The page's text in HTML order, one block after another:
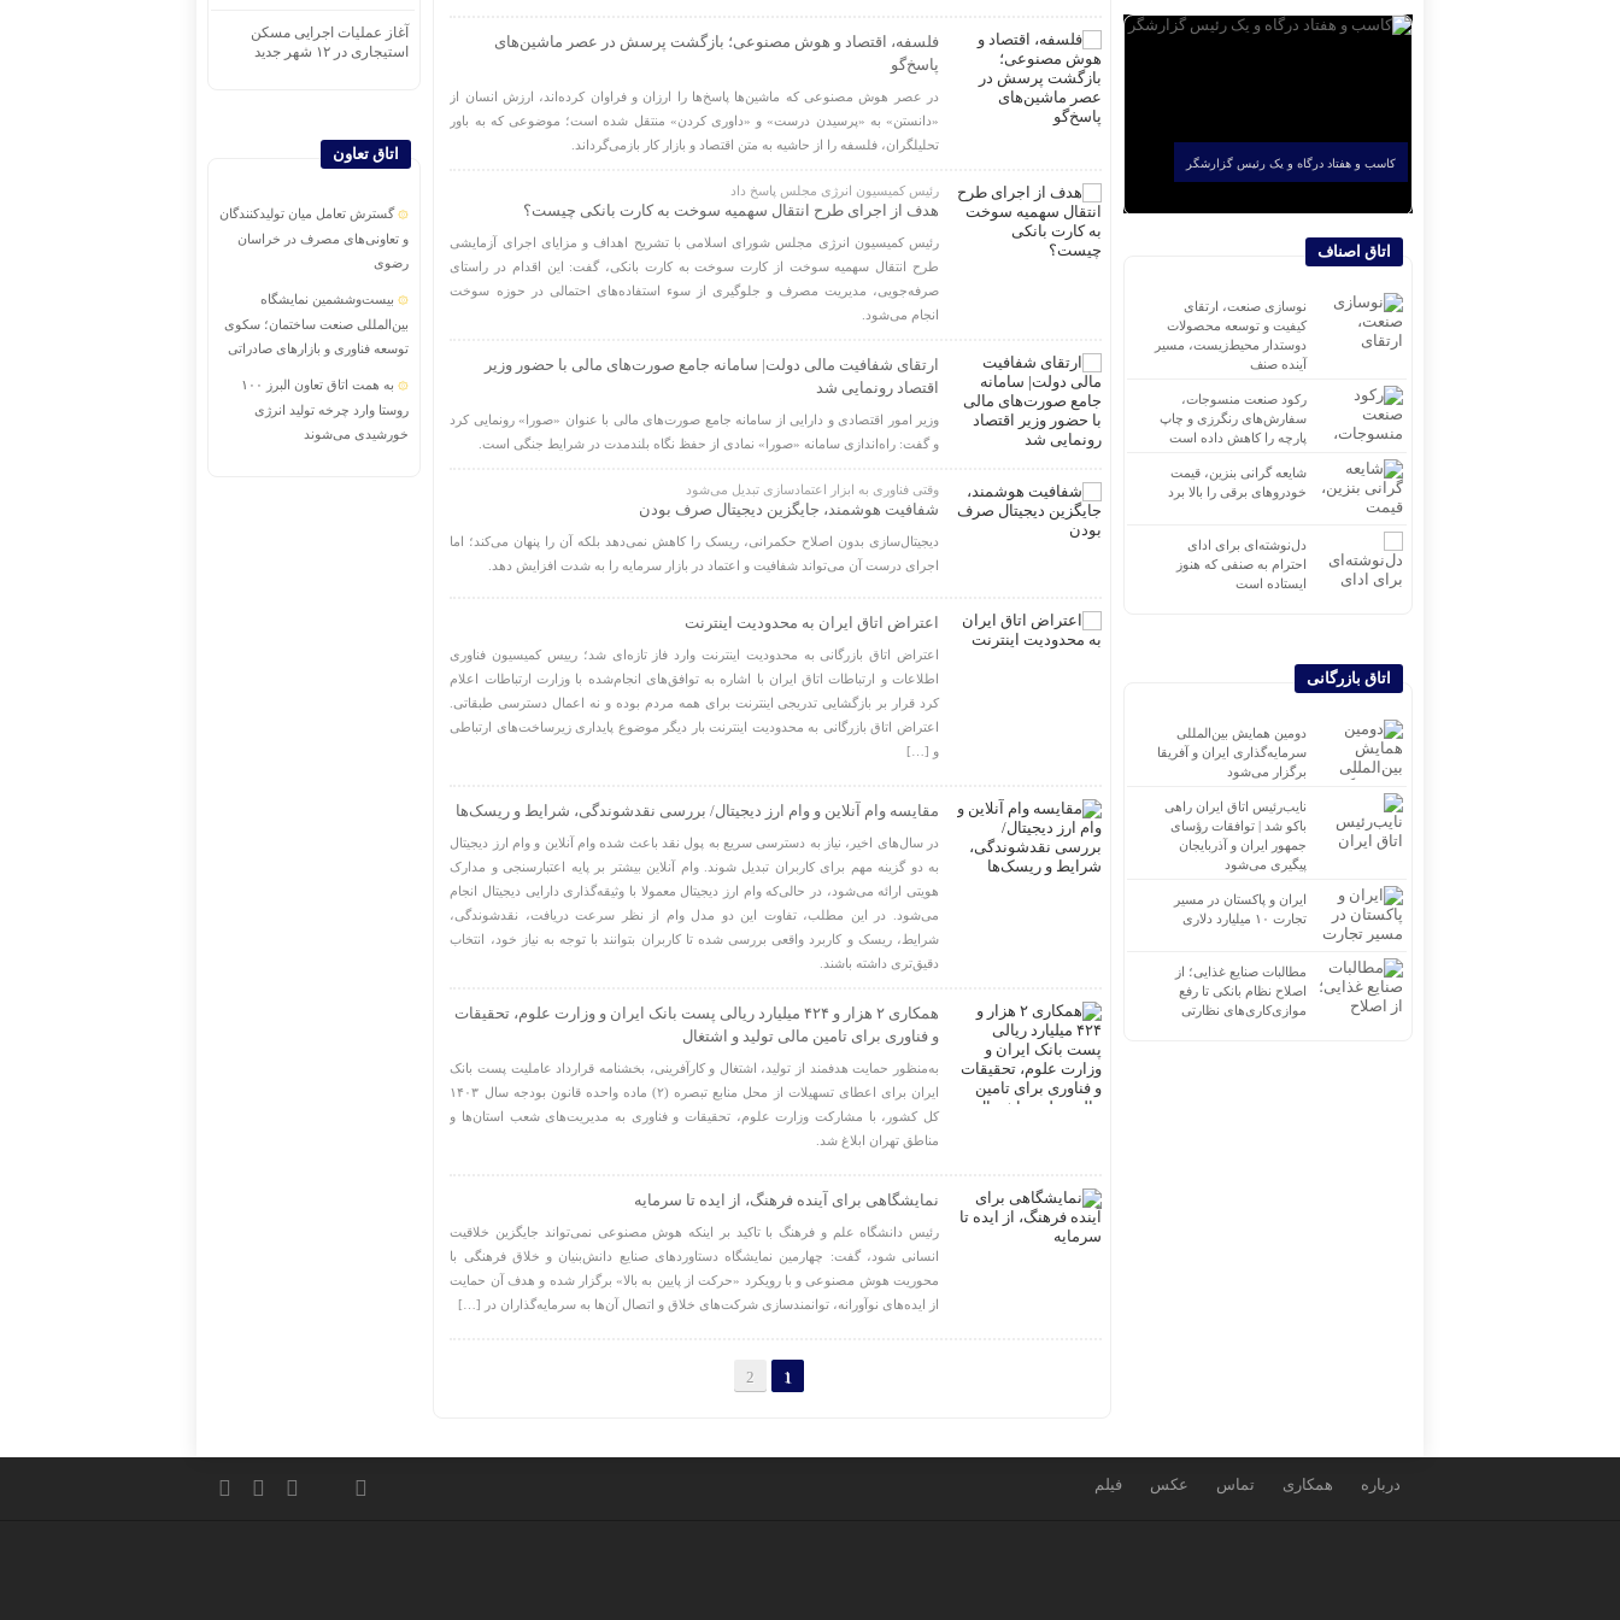
فلسفه، اقتصاد و هوش مصنوعی؛ بازگشت پرسش در عصر ماشین‌های
پاسخ‌گو
در عصر هوش مصنوعی که ماشین‌ها پاسخ‌ها را ارزان و فراوان کرده‌اند، ارزش انسان از
«دانستن» به «پرسیدن درست» و «داوری کردن» منتقل شده است؛ موضوعی که به باور
تحلیلگران، فلسفه را از حاشیه به متن اقتصاد و بازار کار بازمی‌گرداند.
رئیس کمیسیون انرژی مجلس پاسخ داد
هدف از اجرای طرح انتقال سهمیه سوخت به کارت بانکی چیست؟
رئیس کمیسیون انرژی مجلس شورای اسلامی با تشریح اهداف و مزایای اجرای آزمایشی
طرح انتقال سهمیه سوخت از کارت سوخت به کارت بانکی، گفت: این اقدام در راستای
صرفه‌جویی، مدیریت مصرف و جلوگیری از سوء استفاده‌های احتمالی در حوزه سوخت
انجام می‌شود.
ارتقای شفافیت مالی دولت| سامانه جامع صورت‌های مالی با حضور وزیر
اقتصاد رونمایی شد
وزیر امور اقتصادی و دارایی از سامانه جامع صورت‌های مالی با عنوان «صورا» رونمایی کرد
و گفت: راه‌اندازی سامانه «صورا» نمادی از حفظ نگاه بلندمدت در شرایط جنگی است.
وقتی فناوری به ابزار اعتمادسازی تبدیل می‌شود
شفافیت هوشمند، جایگزین دیجیتال صرف بودن
دیجیتال‌سازی بدون اصلاح حکمرانی، ریسک را کاهش نمی‌دهد بلکه آن را پنهان می‌کند؛ اما
اجرای درست آن می‌تواند شفافیت و اعتماد در بازار سرمایه را به شدت افزایش دهد.
اعتراض اتاق ایران به محدودیت اینترنت
اعتراض اتاق بازرگانی به محدودیت اینترنت وارد فاز تازه‌ای شد؛ رییس کمیسیون فناوری
اطلاعات و ارتباطات اتاق ایران با اشاره به توافق‌های انجام‌شده با وزارت ارتباطات اعلام
کرد قرار بر بازگشایی تدریجی اینترنت برای همه مردم بوده و نه اعمال دسترسی طبقاتی.
اعتراض اتاق بازرگانی به محدودیت اینترنت بار دیگر موضوع پایداری زیرساخت‌های ارتباطی
و […]
مقایسه وام آنلاین و وام ارز دیجیتال/ بررسی نقدشوندگی، شرایط و ریسک‌ها
در سال‌های اخیر، نیاز به دسترسی سریع به پول نقد باعث شده وام آنلاین و وام ارز دیجیتال
به دو گزینه مهم برای کاربران تبدیل شوند. وام آنلاین بیشتر بر پایه اعتبارسنجی و مدارک
هویتی ارائه می‌شود، در حالی‌که وام ارز دیجیتال معمولا با وثیقه‌گذاری دارایی دیجیتال انجام
می‌شود. در این مطلب، تفاوت این دو مدل وام از نظر سرعت دریافت، نقدشوندگی،
شرایط، ریسک و کاربرد واقعی بررسی شده تا کاربران بتوانند با توجه به نیاز خود، انتخاب
دقیق‌تری داشته باشند.
همکاری ۲ هزار و ۴۲۴ میلیارد ریالی پست بانک ایران و وزارت علوم، تحقیقات
و فناوری برای تامین مالی تولید و اشتغال
به‌منظور حمایت هدفمند از تولید، اشتغال و کارآفرینی، بخشنامه قرارداد عاملیت پست بانک
ایران برای اعطای تسهیلات از محل منابع تبصره (۲) ماده واحده قانون بودجه سال ۱۴۰۳
کل کشور، با مشارکت وزارت علوم، تحقیقات و فناوری به مدیریت‌های شعب استان‌ها و
مناطق تهران ابلاغ شد.
نمایشگاهی برای آینده فرهنگ، از ایده تا سرمایه
رئیس دانشگاه علم و فرهنگ با تاکید بر اینکه هوش مصنوعی نمی‌تواند جایگزین خلاقیت
انسانی شود، گفت: چهارمین نمایشگاه دستاوردهای صنایع دانش‌بنیان و خلاق فرهنگی با
محوریت هوش مصنوعی و با رویکرد «حرکت از پایین به بالا» برگزار شده و هدف آن حمایت
از ایده‌های نوآورانه، توانمندسازی شرکت‌های خلاق و اتصال آن‌ها به سرمایه‌گذاران در […]
1
2
آغاز عملیات اجرایی مسکن
استیجاری در ۱۲ شهر جدید
اتاق تعاون
گسترش تعامل میان تولیدکنندگان
و تعاونی‌های مصرف در خراسان
رضوی
بیست‌وششمین نمایشگاه
بین‌المللی صنعت ساختمان؛ سکوی
توسعه فناوری و بازارهای صادراتی
به همت اتاق تعاون البرز ۱۰۰
روستا وارد چرخه تولید انرژی
خورشیدی می‌شوند
کاسب و هفتاد درگاه و یک رئیس گزارشگر
اتاق اصناف
نوسازی صنعت، ارتقای
کیفیت و توسعه محصولات
دوستدار محیط‌زیست، مسیر
آینده صنف
رکود صنعت منسوجات،
سفارش‌های رنگرزی و چاپ
پارچه را کاهش داده است
شایعه گرانی بنزین، قیمت
خودروهای برقی را بالا برد
دل‌نوشته‌ای برای ادای
احترام به صنفی که هنوز
ایستاده است
اتاق بازرگانی
دومین همایش بین‌المللی
سرمایه‌گذاری ایران و آفریقا
برگزار می‌شود
نایب‌رئیس اتاق ایران راهی
باکو شد | توافقات رؤسای
جمهور ایران و آذربایجان
پیگیری می‌شود
ایران و پاکستان در مسیر
تجارت ۱۰ میلیارد دلاری
مطالبات صنایع غذایی؛ از
اصلاح نظام بانکی تا رفع
موازی‌کاری‌های نظارتی
درباره همکاری تماس عکس فیلم